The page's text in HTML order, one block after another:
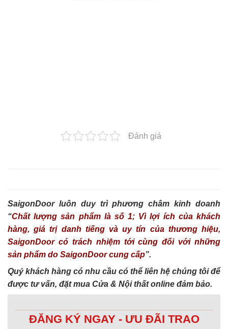
Đánh giá
SaigonDoor luôn duy trì phương châm kinh doanh
“Chất lượng sản phẩm là số 1; Vì lợi ích của khách
hàng, giá trị danh tiếng và uy tín của thương hiệu,
SaigonDoor có trách nhiệm tới cùng đối với những
sản phẩm do SaigonDoor cung cấp”.
Quý khách hàng có nhu cầu có thể liên hệ chúng tôi để
được tư vấn, đặt mua Cửa & Nội thất online đảm bảo.
ĐĂNG KÝ NGAY - ƯU ĐÃI TRAO